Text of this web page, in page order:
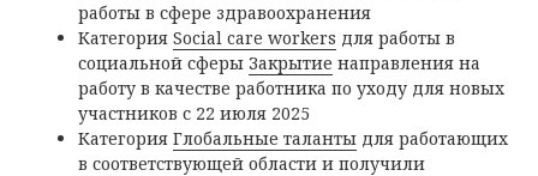
работы в сфере здравоохранения
Категория Social care workers для работы в
социальной сферы Закрытие направления на
работу в качестве работника по уходу для новых
участников с 22 июля 2025
Категория Глобальные таланты для работающих
в соответствующей области и получили